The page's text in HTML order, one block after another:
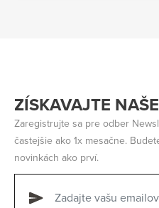
ZÍSKAVAJTE
Zaregistrujte sa pre odber
častejšie ako 1x mesačne.
novinkách ako prví.